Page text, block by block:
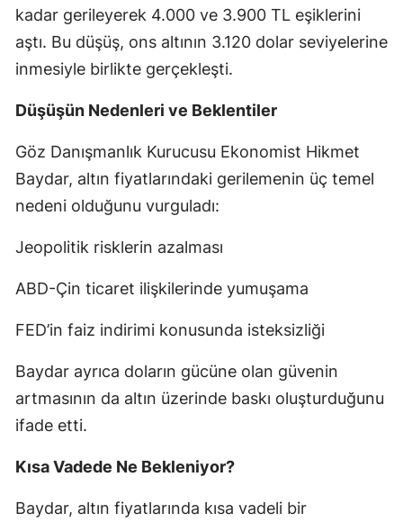
Gümüşhane
Hakkari
Hatay
Isparta
Mersin
İstanbul
Kastamonu
Kayseri
Kırklareli
kadar gerileyerek 4.000 ve 3.900 TL eşiklerini
aştı. Bu düşüş, ons altının 3.120 dolar seviyelerine
inmesiyle birlikte gerçekleşti.
Düşüşün Nedenleri ve Beklentiler
Göz Danışmanlık Kurucusu Ekonomist Hikmet
Baydar, altın fiyatlarındaki gerilemenin üç temel
nedeni olduğunu vurguladı:
Jeopolitik risklerin azalması
ABD-Çin ticaret ilişkilerinde yumuşama
FED’in faiz indirimi konusunda isteksizliği
Baydar ayrıca doların gücüne olan güvenin
artmasının da altın üzerinde baskı oluşturduğunu
ifade etti.
Kısa Vadede Ne Bekleniyor?
Baydar, altın fiyatlarında kısa vadeli bir